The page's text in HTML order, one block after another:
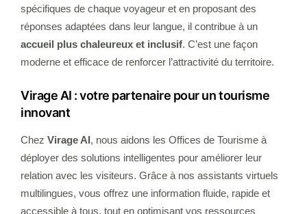
spécifiques de chaque voyageur et en proposant des
réponses adaptées dans leur langue, il contribue à un
accueil plus chaleureux et inclusif. C’est une façon
moderne et efficace de renforcer l’attractivité du territoire.
Virage AI : votre partenaire pour un tourisme
innovant
Chez Virage AI, nous aidons les Offices de Tourisme à
déployer des solutions intelligentes pour améliorer leur
relation avec les visiteurs. Grâce à nos assistants virtuels
multilingues, vous offrez une information fluide, rapide et
accessible à tous, tout en optimisant vos ressources